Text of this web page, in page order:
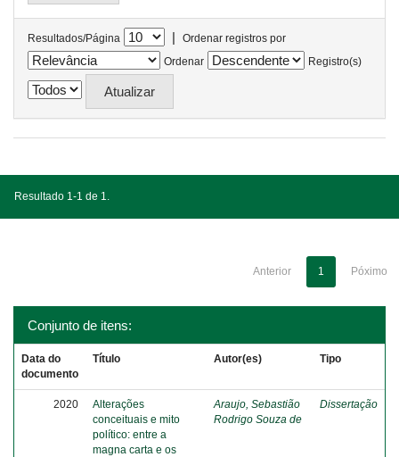
Resultados/Página |
Ordenar registros por
Ordenar
Registro(s)
Resultado 1-1 de 1.
Anterior 1 Póximo
Conjunto de itens:
Data do
documento
Título Autor(es) Tipo
2020
Alterações
conceituais e mito
político: entre a
magna carta e os
Araujo, Sebastião
Rodrigo Souza de
Dissertação